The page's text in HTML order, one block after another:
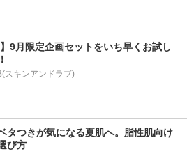
】9月限定企画セットをいち早くお試し
スキンアンドラブ)
タつきが気になる夏肌へ。脂性肌向け
び方